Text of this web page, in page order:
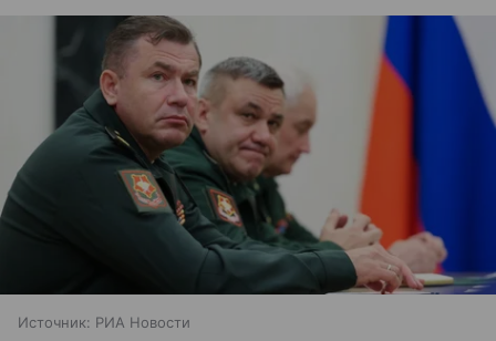
Источник: РИА Новости